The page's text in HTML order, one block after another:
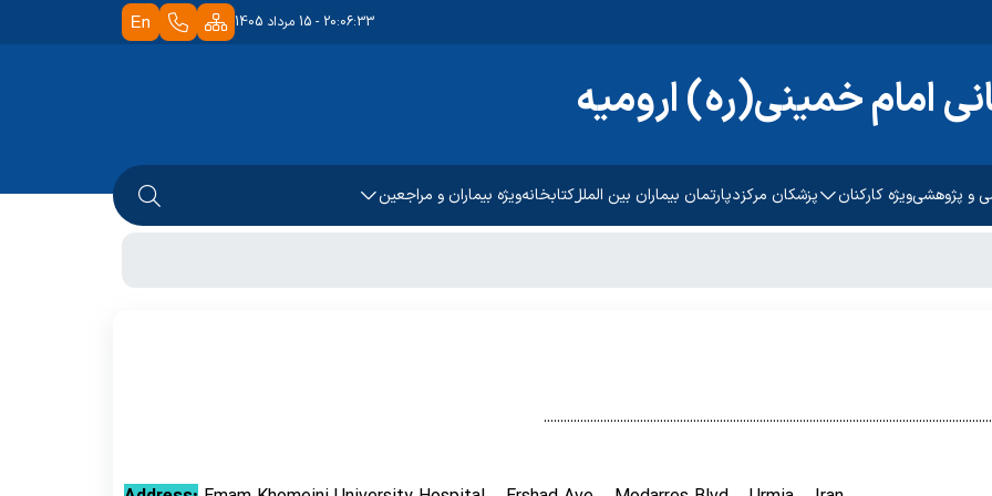
20:06:33 - 15 مرداد 1405
امام خمینی(ره) ارومیه
و پژوهشیویژه کارکنان
ذهاب
پزشکان مرکزدپارتمان بیماران بین المللکتابخانهویژه بیماران و مراجعین